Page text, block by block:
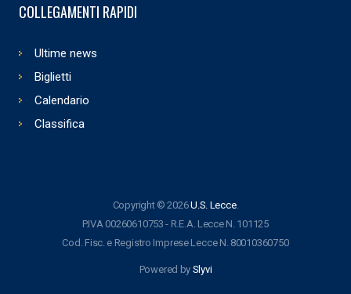
COLLEGAMENTI RAPIDI
Ultime news
Biglietti
Calendario
Classifica
Copyright © 2026U.S. Lecce.
P.IVA 00260610753 - R.E.A. Lecce N. 101125
Cod. Fisc. e Registro Imprese Lecce N. 80010360750
Powered by Slyvi